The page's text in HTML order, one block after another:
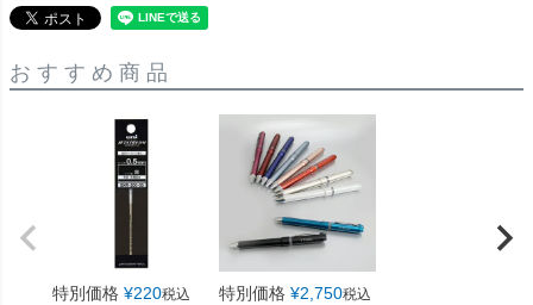
おすすめ商品
特別価格 ¥220税込 特別価格 ¥2,750税込